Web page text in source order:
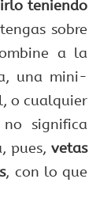
teniendo
sobre
a la
una mini-
o cualquier
significa
pues, vetas
, con lo que